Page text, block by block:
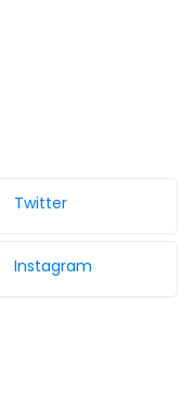
Twitter
Instagram